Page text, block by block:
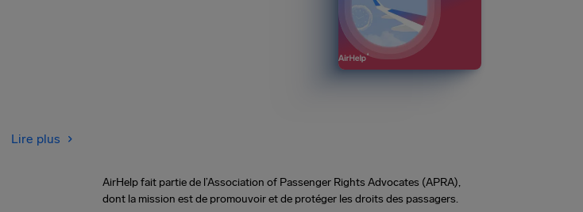
Lire plus
AirHelp fait partie de l’Association of Passenger Rights Advocates (APRA),
dont la mission est de promouvoir et de protéger les droits des passagers.